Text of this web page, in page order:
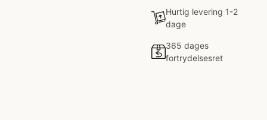
Hurtig levering 1-2
dage
365 dages
fortrydelsesret